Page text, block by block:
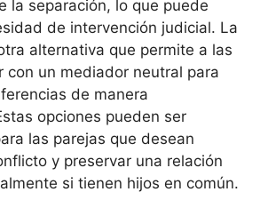
la separación, lo que puede
de intervención judicial. La
alternativa que permite a las
con un mediador neutral para
de manera
opciones pueden ser
las parejas que desean
y preservar una relación
si tienen hijos en común.